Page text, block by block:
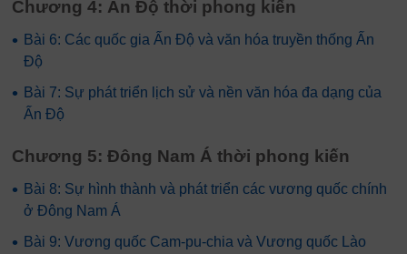
Chương 4: Ấn Độ thời phong kiến
• Bài 6: Các quốc gia Ấn Độ và văn hóa truyền thống Ấn
Độ
• Bài 7: Sự phát triển lịch sử và nền văn hóa đa dạng của
Ấn Độ
Chương 5: Đông Nam Á thời phong kiến
• Bài 8: Sự hình thành và phát triển các vương quốc chính
ở Đông Nam Á
• Bài 9: Vương quốc Cam-pu-chia và Vương quốc Lào